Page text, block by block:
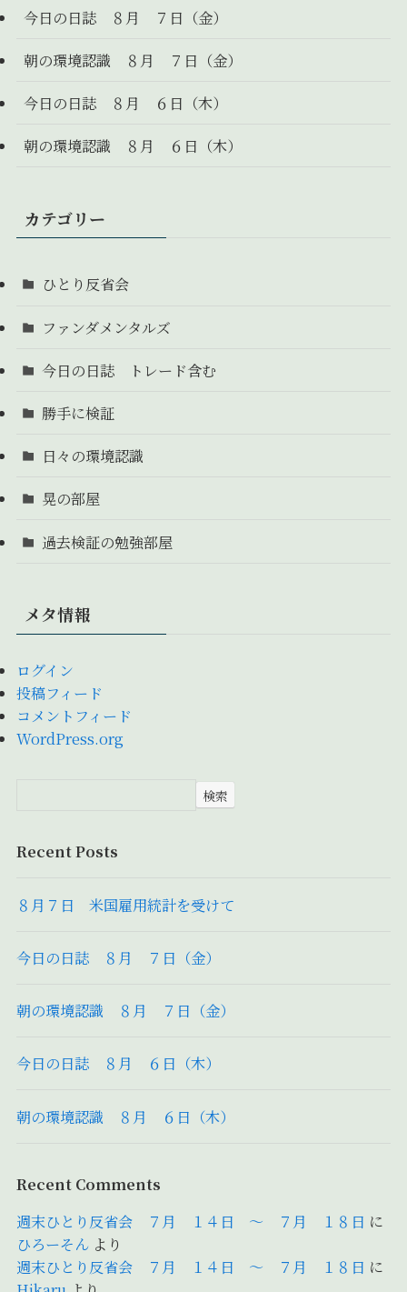
今日の日誌 ８月 ７日（金）
朝の環境認識 ８月 ７日（金）
今日の日誌 ８月 ６日（木）
朝の環境認識 ８月 ６日（木）
カテゴリー
ひとり反省会
ファンダメンタルズ
今日の日誌 トレード含む
勝手に検証
日々の環境認識
晃の部屋
過去検証の勉強部屋
メタ情報
ログイン
投稿フィード
コメントフィード
WordPress.org
検索
Recent Posts
８月７日 米国雇用統計を受けて
今日の日誌 ８月 ７日（金）
朝の環境認識 ８月 ７日（金）
今日の日誌 ８月 ６日（木）
朝の環境認識 ８月 ６日（木）
Recent Comments
週末ひとり反省会 ７月 １４日 ～ ７月 １８日 に
ひろーそんより
週末ひとり反省会 ７月 １４日 ～ ７月 １８日 に